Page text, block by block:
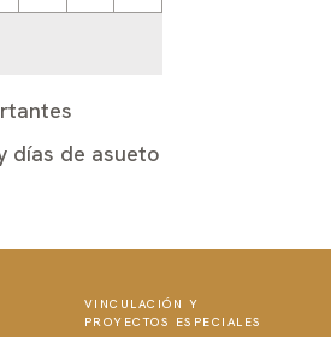
días de asueto
VINCULACIÓN Y
PROYECTOS ESPECIALES